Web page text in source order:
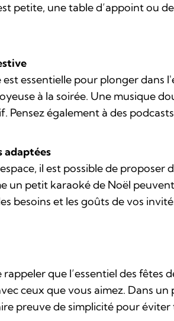
petite, une table d’appoint ou
est essentielle pour plonger dans
à la soirée. Une musique
Pensez également à des
adaptées
il est possible de
un petit karaoké de Noël
besoins et les goûts de vos
que l’essentiel des fêtes
ceux que vous aimez. Dans
preuve de simplicité pour